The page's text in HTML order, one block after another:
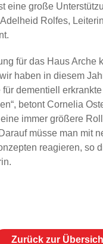
eine große
Rolfes,
für das Haus Arche
haben in diesem
für dementiell
betont Cornelia
immer größere
müsse man mit
reagieren, so
Zurück zur